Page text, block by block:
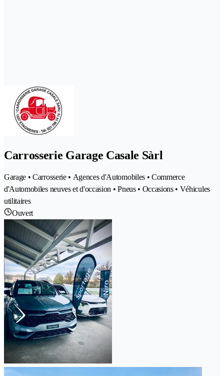
Carrosserie Garage Casale Sàrl
Garage • Carrosserie • Agences d'Automobiles • Commerce
d'Automobiles neuves et d'occasion • Pneus • Occasions • Véhicules
utilitaires
Ouvert